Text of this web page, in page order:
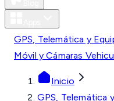
GPS, Telemática y
Móvil y Cámaras
Inicio
GPS, Telemática